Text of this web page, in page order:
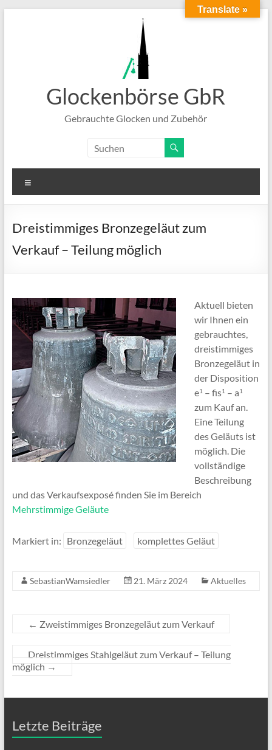
Glockenbörse GbR
Gebrauchte Glocken und Zubehör
Dreistimmiges Bronzegeläut zum
Verkauf – Teilung möglich
Aktuell bieten
wir Ihnen ein
gebrauchtes,
dreistimmiges
Bronzegeläut in
der Disposition
e1– fis1– a1
zum Kauf an.
Eine Teilung
des Geläuts ist
möglich. Die
vollständige
Beschreibung
und das Verkaufsexposé finden Sie im Bereich
Mehrstimmige Geläute
Markiert in: Bronzegeläut komplettes Geläut
SebastianWamsiedler 21. März 2024 Aktuelles
← Zweistimmiges Bronzegeläut zum Verkauf
Dreistimmiges Stahlgeläut zum Verkauf – Teilung
möglich →
Letzte Beiträge
Translate »